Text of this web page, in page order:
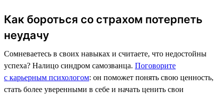
Как бороться со страхом потерпеть
неудачу
Сомневаетесь в своих навыках и считаете, что недостойны
успеха? Налицо синдром самозванца. Поговорите
с карьерным психологом: он поможет понять свою ценность,
стать более уверенными в себе и начать ценить свои